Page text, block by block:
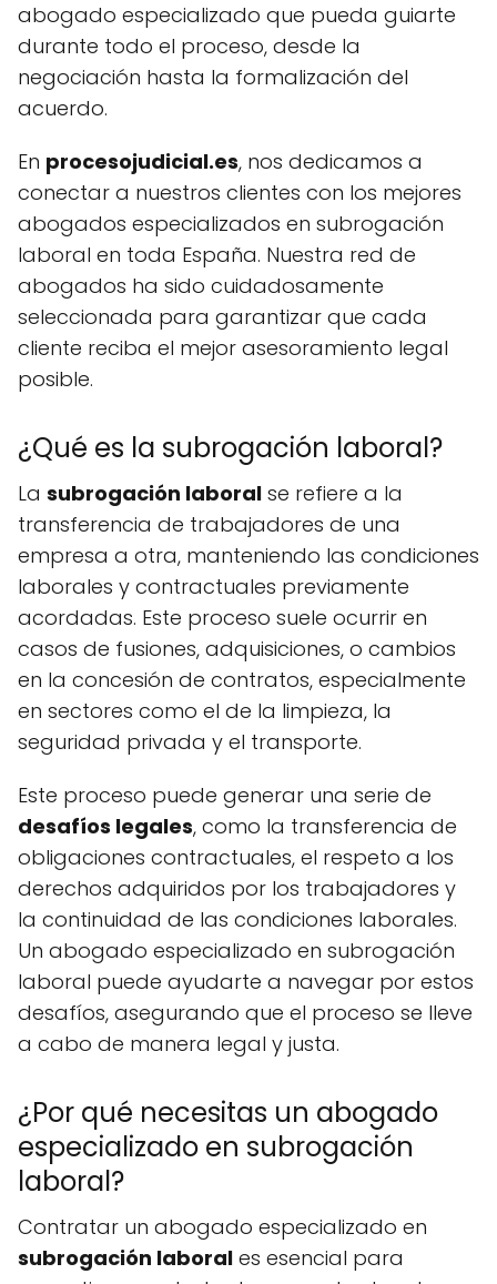
abogado especializado que pueda guiarte
durante todo el proceso, desde la
negociación hasta la formalización del
acuerdo.
En procesojudicial.es, nos dedicamos a
conectar a nuestros clientes con los mejores
abogados especializados en subrogación
laboral en toda España. Nuestra red de
abogados ha sido cuidadosamente
seleccionada para garantizar que cada
cliente reciba el mejor asesoramiento legal
posible.
¿Qué es la subrogación laboral?
La subrogación laboral se refiere a la
transferencia de trabajadores de una
empresa a otra, manteniendo las condiciones
laborales y contractuales previamente
acordadas. Este proceso suele ocurrir en
casos de fusiones, adquisiciones, o cambios
en la concesión de contratos, especialmente
en sectores como el de la limpieza, la
seguridad privada y el transporte.
Este proceso puede generar una serie de
desafíos legales, como la transferencia de
obligaciones contractuales, el respeto a los
derechos adquiridos por los trabajadores y
la continuidad de las condiciones laborales.
Un abogado especializado en subrogación
laboral puede ayudarte a navegar por estos
desafíos, asegurando que el proceso se lleve
a cabo de manera legal y justa.
¿Por qué necesitas un abogado
especializado en subrogación
laboral?
Contratar un abogado especializado en
subrogación laboral es esencial para